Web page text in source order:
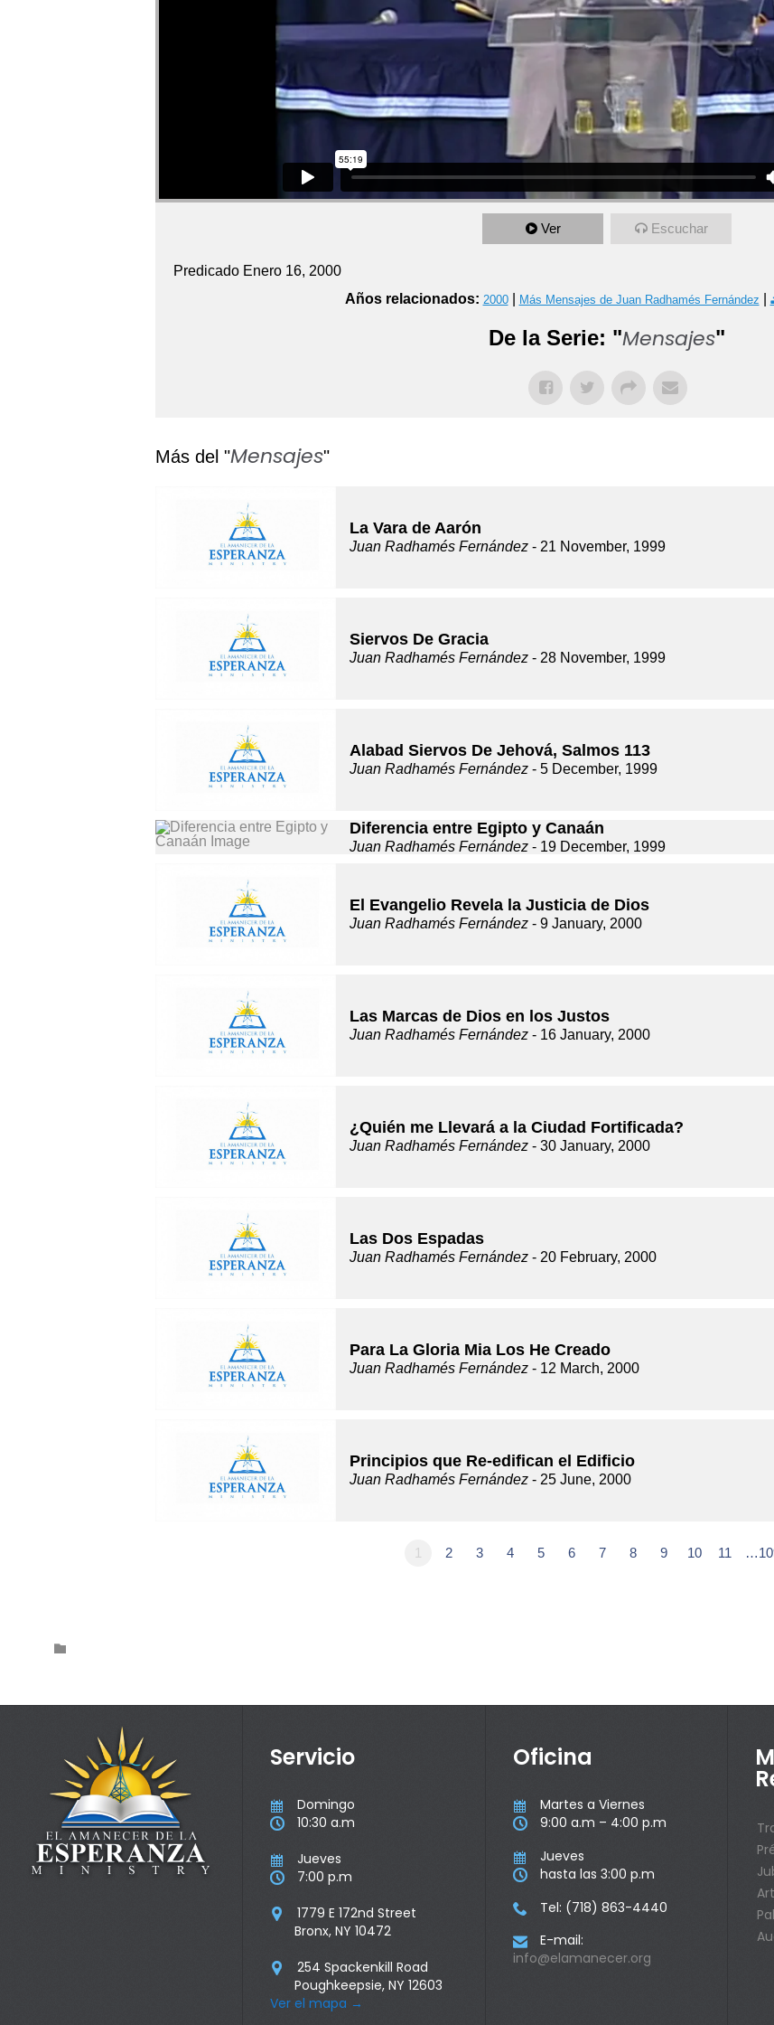
Ver Escuchar
Predicado Enero 16, 2000
Años relacionados: 2000| Más Mensajes de Juan Radhamés Fernández
De la Serie: "Mensajes"
Más del "Mensajes"
La Vara de Aarón
Juan Radhamés Fernández - 21 November, 1999
Siervos De Gracia
Juan Radhamés Fernández - 28 November, 1999
Alabad Siervos De Jehová, Salmos 113
Juan Radhamés Fernández - 5 December, 1999
Diferencia entre Egipto y Canaán
Juan Radhamés Fernández - 19 December, 1999
El Evangelio Revela la Justicia de Dios
Juan Radhamés Fernández - 9 January, 2000
Las Marcas de Dios en los Justos
Juan Radhamés Fernández - 16 January, 2000
¿Quién me Llevará a la Ciudad Fortificada?
Juan Radhamés Fernández - 30 January, 2000
Las Dos Espadas
Juan Radhamés Fernández - 20 February, 2000
Para La Gloria Mia Los He Creado
Juan Radhamés Fernández - 12 March, 2000
Principios que Re-edifican el Edificio
Juan Radhamés Fernández - 25 June, 2000
1 2 3 4 5 6 7 8 9 10 11

Servicio
 Domingo
 10:30 a.m
 Jueves
 7:00 p.m

1779 E 172nd Street
Bronx, NY 10472

254 Spackenkill Road
Poughkeepsie, NY 12603
Ver el mapa →
Oficina
 Martes a Viernes
 9:00 a.m – 4:00 p.m
 Jueves
 hasta las 3:00 p.m
 Tel: (718) 863-4440

E-mail:
info@elamanecer.org